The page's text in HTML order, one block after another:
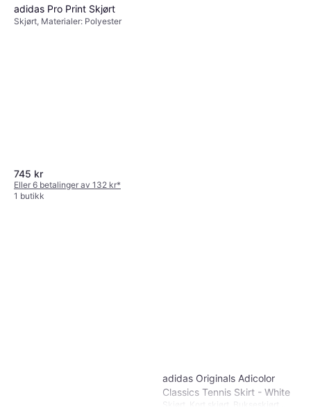
adidas Pro Print Skjørt
Skjørt, Materialer: Polyester
745 kr
Eller 6 betalinger av 132 kr*
1 butikk
adidas Originals Adicolor
Classics Tennis Skirt - White